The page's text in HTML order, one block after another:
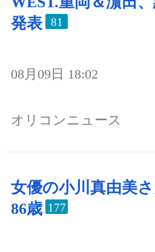
発表
81
08月09日 18:02
オリコンニュース
女優の小川真由美
86歳 177